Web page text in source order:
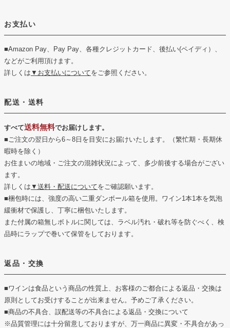
お支払い
■Amazon Pay、Pay Pay、各種クレジットカード、後払い(ペイディ）、
などがご利用頂けます。
詳しくは ▼お支払いについてをご参照ください。
配送・送料
すべて送料無料でお届けします。
■ご注文の翌日から6～8日を目安にお届けいたします。（繁忙期・長期休
暇時を除く）
お住まいの地域・ご注文の混雑状況によって、多少前後する場合がござい
ます。
詳しくは ▼送料・配送についてをご確認願います。
■梱包時には、強度の高い二重ダンボール箱を使用。ワイン1本1本を気泡
緩衝材で保護し、丁寧に梱包いたします。
また付属の箱無しボトルに関しては、ラベル汚れ・破れ等を防ぐべく、検
品時にラップで巻いて保管をしております。
返品・交換
■ワインは食品という商品の性質上、お客様のご都合による返品・交換は
原則としてお受けすることが出来ません。予めご了承ください。
■商品の不具合、誤配送等の不具合による返品・交換について
※品質管理には十分留意しておりますが、万一商品に異変・不具合があっ